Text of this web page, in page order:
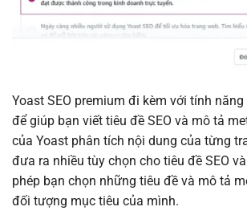
Yoast SEO premium đi kèm với tính
để giúp bạn viết tiêu đề SEO và mô tả
của Yoast phân tích nội dung của từng
đưa ra nhiều tùy chọn cho tiêu đề SEO
phép bạn chọn những tiêu đề và mô tả
đối tượng mục tiêu của mình.